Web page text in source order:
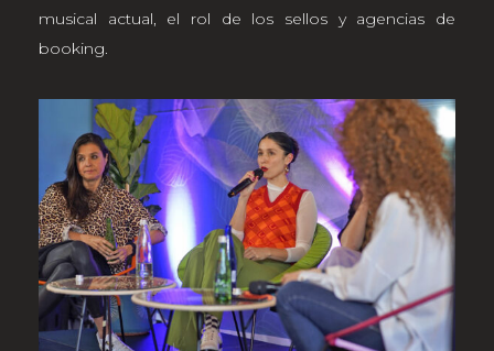
musical actual, el rol de los sellos y agencias de
booking.